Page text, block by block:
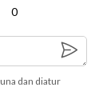
0
dan diatur